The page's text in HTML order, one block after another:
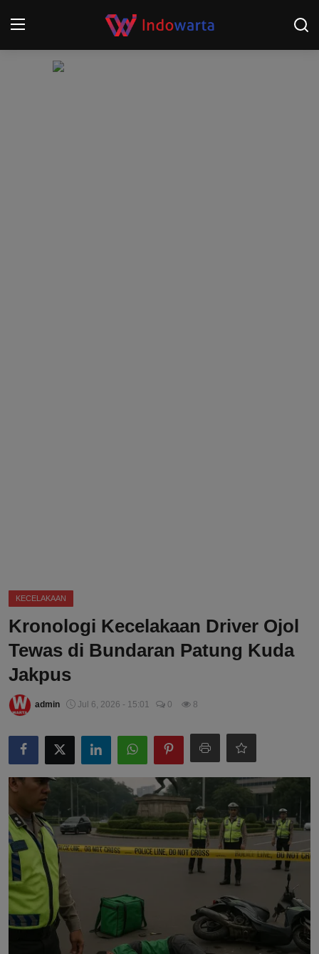
KECELAKAAN
Kronologi Kecelakaan Driver Ojol
Tewas di Bundaran Patung Kuda
Jakpus
admin Jul 6, 2026 - 15:01 0 8